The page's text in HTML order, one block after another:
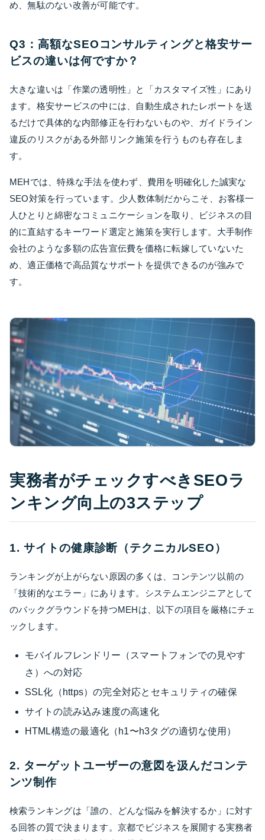
め、無駄のない改善が可能です。
Q3：高額なSEOコンサルティングと格安サー
ビスの違いは何ですか？
大きな違いは「作業の透明性」と「カスタマイズ性」にあり
ます。格安サービスの中には、自動生成されたレポートを送
るだけで具体的な内部修正を行わないものや、ガイドライン
違反のリスクがある外部リンク施策を行うものも存在しま
す。
MEHでは、特殊な手法を使わず、費用を明確化した誠実な
SEO対策を行っています。少人数体制だからこそ、お客様一
人ひとりと綿密なコミュニケーションを取り、ビジネスの目
的に直結するキーワード選定と施策を実行します。大手制作
会社のような多額の広告宣伝費を価格に転嫁していないた
め、適正価格で高品質なサポートを提供できるのが強みで
す。
実務者がチェックすべきSEOラ
ンキング向上の3ステップ
1. サイトの健康診断（テクニカルSEO）
ランキングが上がらない原因の多くは、コンテンツ以前の
「技術的なエラー」にあります。システムエンジニアとして
のバックグラウンドを持つMEHは、以下の項目を厳格にチェ
ックします。
モバイルフレンドリー（スマートフォンでの見やす
さ）への対応
SSL化（https）の完全対応とセキュリティの確保
サイトの読み込み速度の高速化
HTML構造の最適化（h1〜h3タグの適切な使用）
2. ターゲットユーザーの意図を汲んだコンテ
ンツ制作
検索ランキングは「誰の、どんな悩みを解決するか」に対す
る回答の質で決まります。京都でビジネスを展開する実務者